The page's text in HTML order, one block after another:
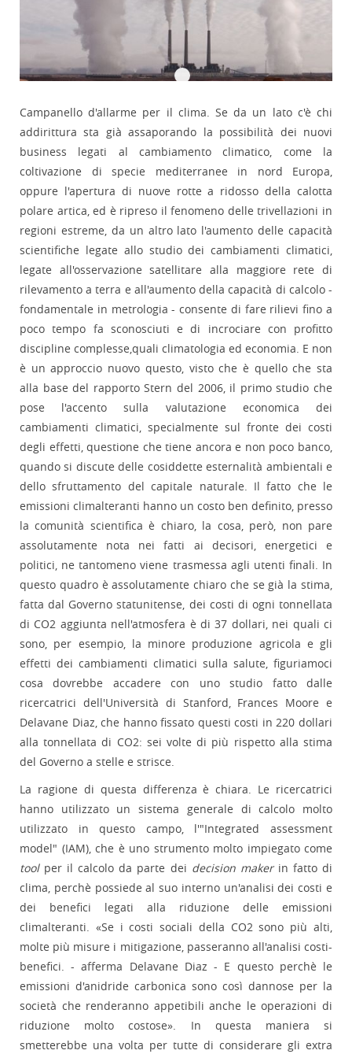
Campanello d'allarme per il clima. Se da un lato c'è chi
addirittura sta già assaporando la possibilità dei nuovi
business legati al cambiamento climatico, come la
coltivazione di specie mediterranee in nord Europa,
oppure l'apertura di nuove rotte a ridosso della calotta
polare artica, ed è ripreso il fenomeno delle trivellazioni in
regioni estreme, da un altro lato l'aumento delle capacità
scientifiche legate allo studio dei cambiamenti climatici,
legate all'osservazione satellitare alla maggiore rete di
rilevamento a terra e all'aumento della capacità di calcolo -
fondamentale in metrologia - consente di fare rilievi fino a
poco tempo fa sconosciuti e di incrociare con profitto
discipline complesse,quali climatologia ed economia. E non
è un approccio nuovo questo, visto che è quello che sta
alla base del rapporto Stern del 2006, il primo studio che
pose l'accento sulla valutazione economica dei
cambiamenti climatici, specialmente sul fronte dei costi
degli effetti, questione che tiene ancora e non poco banco,
quando si discute delle cosiddette esternalità ambientali e
dello sfruttamento del capitale naturale. Il fatto che le
emissioni climalteranti hanno un costo ben definito, presso
la comunità scientifica è chiaro, la cosa, però, non pare
assolutamente nota nei fatti ai decisori, energetici e
politici, ne tantomeno viene trasmessa agli utenti finali. In
questo quadro è assolutamente chiaro che se già la stima,
fatta dal Governo statunitense, dei costi di ogni tonnellata
di CO2 aggiunta nell'atmosfera è di 37 dollari, nei quali ci
sono, per esempio, la minore produzione agricola e gli
effetti dei cambiamenti climatici sulla salute, figuriamoci
cosa dovrebbe accadere con uno studio fatto dalle
ricercatrici dell'Università di Stanford, Frances Moore e
Delavane Diaz, che hanno fissato questi costi in 220 dollari
alla tonnellata di CO2: sei volte di più rispetto alla stima
del Governo a stelle e strisce.
La ragione di questa differenza è chiara. Le ricercatrici
hanno utilizzato un sistema generale di calcolo molto
utilizzato in questo campo, l'"Integrated assessment
model" (IAM), che è uno strumento molto impiegato come
tool per il calcolo da parte dei decision makerin fatto di
clima, perchè possiede al suo interno un'analisi dei costi e
dei benefici legati alla riduzione delle emissioni
climalteranti. «Se i costi sociali della CO2 sono più alti,
molte più misure i mitigazione, passeranno all'analisi costi-
benefici. - afferma Delavane Diaz - E questo perchè le
emissioni d'anidride carbonica sono così dannose per la
società che renderanno appetibili anche le operazioni di
riduzione molto costose». In questa maniera si
smetterebbe una volta per tutte di considerare gli extra